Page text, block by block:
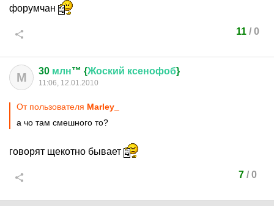
форумчан
11/ 0
М 30 млн™ {Жоский ксенофоб}
11:06, 12.01.2010
От пользователя Marley_
а чо там смешного то?
говорят щекотно бывает
7/ 0